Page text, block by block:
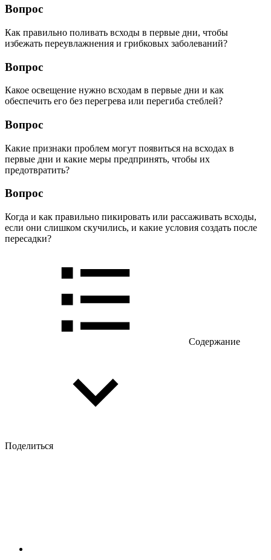
Вопрос
Как правильно поливать всходы в первые дни, чтобы
избежать переувлажнения и грибковых заболеваний?
Вопрос
Какое освещение нужно всходам в первые дни и как
обеспечить его без перегрева или перегиба стеблей?
Вопрос
Какие признаки проблем могут появиться на всходах в
первые дни и какие меры предпринять, чтобы их
предотвратить?
Вопрос
Когда и как правильно пикировать или рассаживать всходы,
если они слишком скучились, и какие условия создать после
пересадки?
Содержание
Поделиться